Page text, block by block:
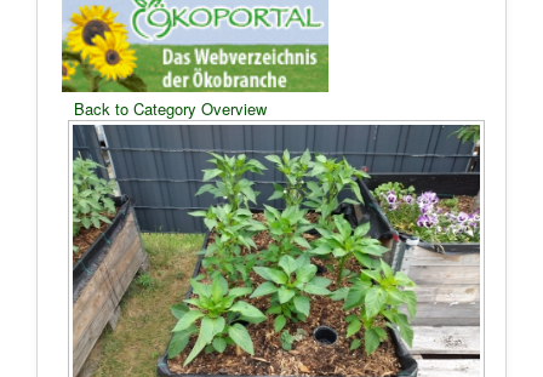
Back to Category Overview